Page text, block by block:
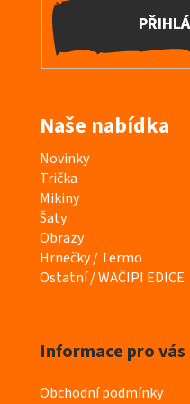
Naše nabídka
K
a
t
e
g
o
r
Novinky
Trička
Mikiny
Šaty
Obrazy
Hrnečky / Termo
Ostatní / WAČIPI EDICE
Informace pro vás
Obchodní podmínky